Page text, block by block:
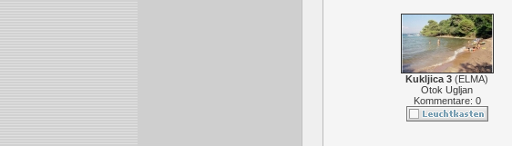
Kukljica 3 (ELMA)
Otok Ugljan
Kommentare: 0